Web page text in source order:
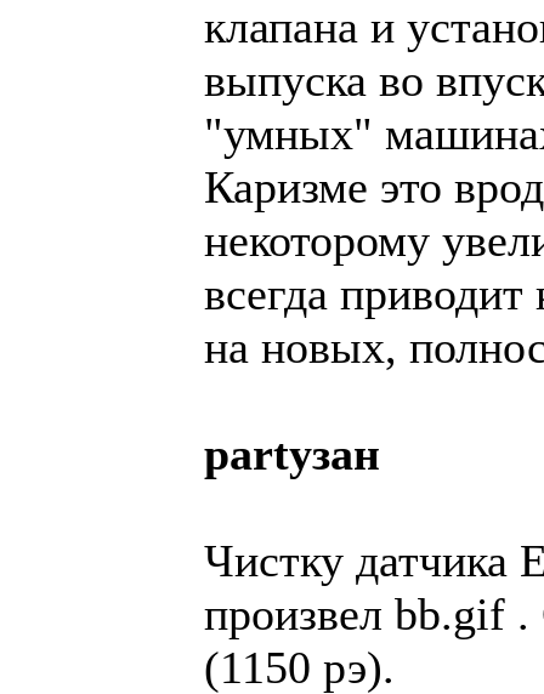
клапана и
выпуска во
"умных"
Каризме это
некоторому
всегда
на новых,
partyзан
Чистку датчика
произвел bb.gif
(1150 рэ).